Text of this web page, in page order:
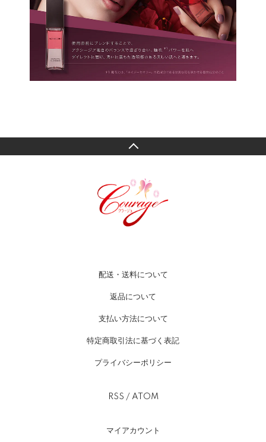
配送・送料について
返品について
支払い方法について
特定商取引法に基づく表記
プライバシーポリシー
RSS / ATOM
マイアカウント